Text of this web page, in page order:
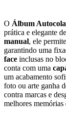
O Álbum
prática e elegante
manual, ele
garantindo uma
face inclusas no
conta com uma
um acabamento
foto ou arte ganha
contra marcas e
melhores